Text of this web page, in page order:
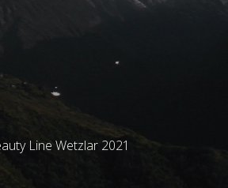
Line Wetzlar 2021